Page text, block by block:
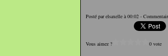
Posté par elsaxelle à 00:02 -
Vous aimez ? 0 vote